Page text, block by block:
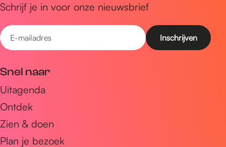
Schrijf je in voor onze nieuwsbrief
E
-
a
i
l
a
d
Snel naar
Uitagenda
Ontdek
Zien & doen
Plan je bezoek